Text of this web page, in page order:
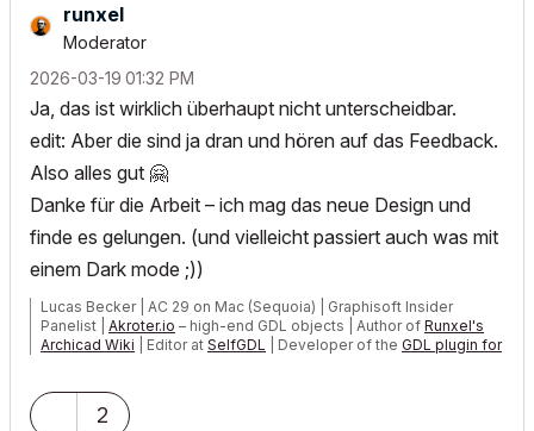
runxel
Moderator
‎2026-03-19 01:32 PM
Ja, das ist wirklich überhaupt nicht unterscheidbar.
edit: Aber die sind ja dran und hören auf das Feedback.
Also alles gut 🤗
Danke für die Arbeit – ich mag das neue Design und
finde es gelungen. (und vielleicht passiert auch was mit
einem Dark mode ;))
Lucas Becker | AC 29 on Mac (Sequoia) | Graphisoft Insider
Panelist | Akroter.io – high-end GDL objects | Author of Runxel's
Archicad Wiki | Editor at SelfGDL | Developer of the GDL plugin for
My List of AC shortcomings & bugs
Mention AI Again
2